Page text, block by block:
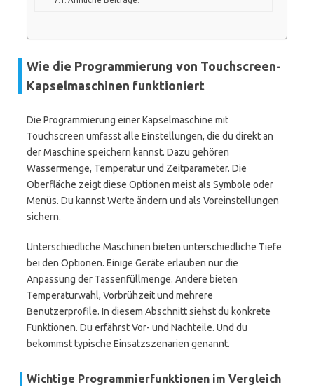
Wie die Programmierung von Touchscreen-
Kapselmaschinen funktioniert
Die Programmierung einer Kapselmaschine mit
Touchscreen umfasst alle Einstellungen, die du direkt an
der Maschine speichern kannst. Dazu gehören
Wassermenge, Temperatur und Zeitparameter. Die
Oberfläche zeigt diese Optionen meist als Symbole oder
Menüs. Du kannst Werte ändern und als Voreinstellungen
sichern.
Unterschiedliche Maschinen bieten unterschiedliche Tiefe
bei den Optionen. Einige Geräte erlauben nur die
Anpassung der Tassenfüllmenge. Andere bieten
Temperaturwahl, Vorbrühzeit und mehrere
Benutzerprofile. In diesem Abschnitt siehst du konkrete
Funktionen. Du erfährst Vor- und Nachteile. Und du
bekommst typische Einsatzszenarien genannt.
Wichtige Programmierfunktionen im Vergleich